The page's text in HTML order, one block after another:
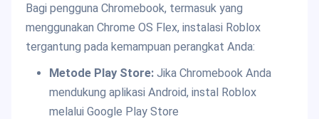
Bagi pengguna Chromebook, termasuk yang
menggunakan Chrome OS Flex, instalasi Roblox
tergantung pada kemampuan perangkat Anda:
Metode Play Store:Jika Chromebook Anda
mendukung aplikasi Android, instal Roblox
melalui Google Play Store